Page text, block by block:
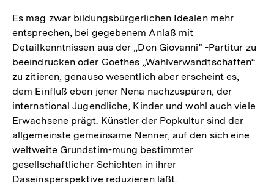
Es mag zwar bildungsbürgerlichen Idealen mehr
entsprechen, bei gegebenem Anlaß mit
Detailkenntnissen aus der „Don Giovanni" -Partitur zu
beeindrucken oder Goethes „Wahlverwandtschaften“
zu zitieren, genauso wesentlich aber erscheint es,
dem Einfluß eben jener Nena nachzuspüren, der
international Jugendliche, Kinder und wohl auch viele
Erwachsene prägt. Künstler der Popkultur sind der
allgemeinste gemeinsame Nenner, auf den sich eine
weltweite Grundstim-mung bestimmter
gesellschaftlicher Schichten in ihrer
Daseinsperspektive reduzieren läßt.